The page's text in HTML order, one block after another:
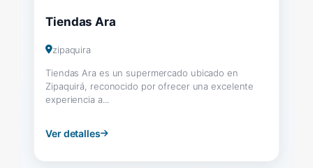
Tiendas Ara
zipaquira
Tiendas Ara es un supermercado ubicado en
Zipaquirá, reconocido por ofrecer una excelente
experiencia a...
Ver detalles